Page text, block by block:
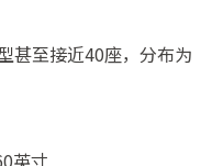
甚至接近40座，分布为
英寸